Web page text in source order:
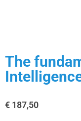
The
€ 187,50